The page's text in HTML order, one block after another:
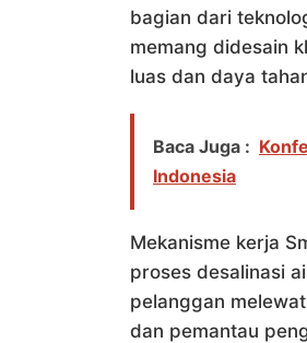
bagian dari
memang didesain
luas dan daya
Baca Juga :
Indonesia
Mekanisme kerja
proses desalinasi
pelanggan
dan pemantau